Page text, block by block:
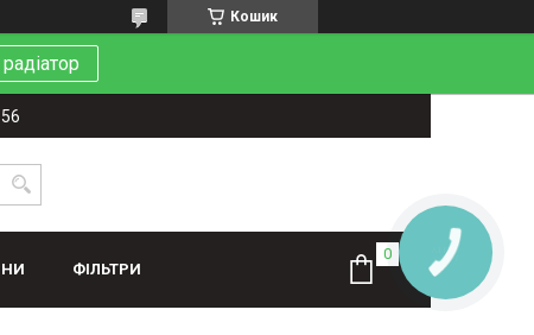
Кошик
ФІЛЬТРИ
КНОПКА
ЗВ'ЯЗКУ